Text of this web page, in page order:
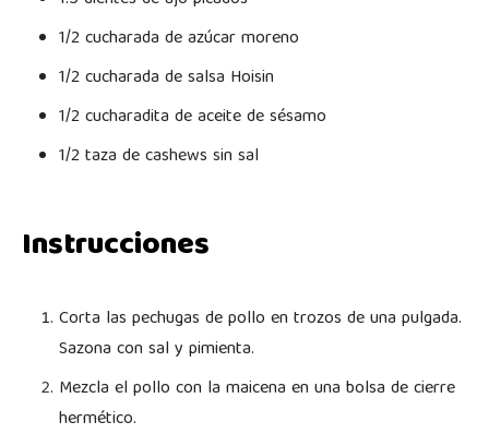
1/2 cucharada de azúcar moreno
1/2 cucharada de salsa Hoisin
1/2 cucharadita de aceite de sésamo
1/2 taza de cashews sin sal
Instrucciones
Corta las pechugas de pollo en trozos de una pulgada.
Sazona con sal y pimienta.
Mezcla el pollo con la maicena en una bolsa de cierre
hermético.